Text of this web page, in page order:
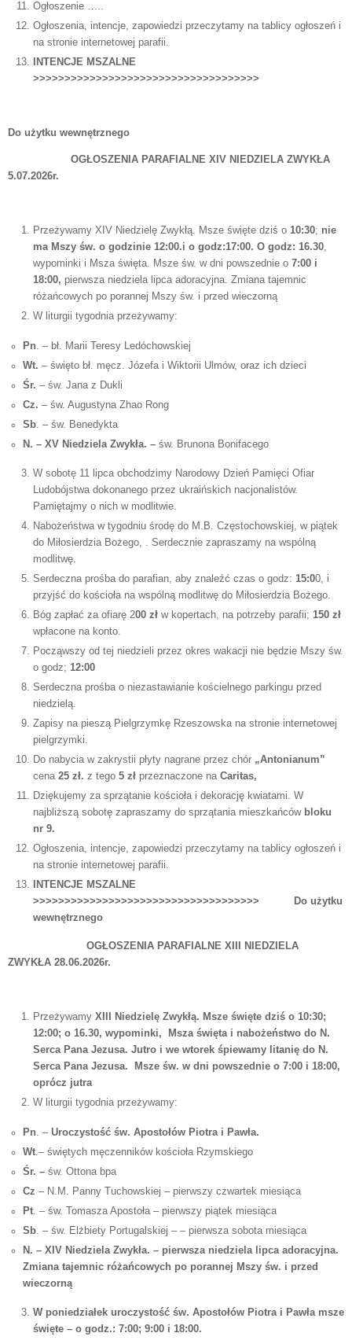
Ogłoszenie …..
Ogłoszenia, intencje, zapowiedzi przeczytamy na tablicy ogłoszeń i
na stronie internetowej parafii.
INTENCJE MSZALNE
>>>>>>>>>>>>>>>>>>>>>>>>>>>>>>>>>>>>
Do użytku wewnętrznego
OGŁOSZENIA PARAFIALNE XIV NIEDZIELA ZWYKŁA
5.07.2026r.
Przeżywamy XIV Niedzielę Zwykłą. Msze święte dziś o 10:30; nie
ma Mszy św. o godzinie 12:00.i o godz:17:00. O godz: 16.30,
wypominki i Msza święta. Msze św. w dni powszednie o 7:00 i
18:00, pierwsza niedziela lipca adoracyjna. Zmiana tajemnic
różańcowych po porannej Mszy św. i przed wieczorną
W liturgii tygodnia przeżywamy:
Pn . – bł. Marii Teresy Ledóchowskiej
Wt. – święto bł. męcz. Józefa i Wiktorii Ulmów, oraz ich dzieci
Śr. – św. Jana z Dukli
Cz. – św. Augustyna Zhao Rong
Sb. – św. Benedykta
N. – XV Niedziela Zwykła. – św. Brunona Bonifacego
W sobotę 11 lipca obchodzimy Narodowy Dzień Pamięci Ofiar
Ludobójstwa dokonanego przez ukraińskich nacjonalistów.
Pamiętajmy o nich w modlitwie.
Nabożeństwa w tygodniu środę do M.B. Częstochowskiej, w piątek
do Miłosierdzia Bożego, . Serdecznie zapraszamy na wspólną
modlitwę.
Serdeczna prośba do parafian, aby znaleźć czas o godz: 15:00, i
przyjść do kościoła na wspólną modlitwę do Miłosierdzia Bożego.
Bóg zapłać za ofiarę 200 zł w kopertach, na potrzeby parafii; 150 zł
wpłacone na konto.
Począwszy od tej niedzieli przez okres wakacji nie będzie Mszy św.
o godz; 12:00
Serdeczna prośba o niezastawianie kościelnego parkingu przed
niedzielą.
Zapisy na pieszą Pielgrzymkę Rzeszowska na stronie internetowej
pielgrzymki.
Do nabycia w zakrystii płyty nagrane przez chór „Antonianum”
cena 25 zł. z tego 5 złprzeznaczone na Caritas,
Dziękujemy za sprzątanie kościoła i dekorację kwiatami. W
najbliższą sobotę zapraszamy do sprzątania mieszkańców bloku
nr 9.
Ogłoszenia, intencje, zapowiedzi przeczytamy na tablicy ogłoszeń i
na stronie internetowej parafii.
INTENCJE MSZALNE
>>>>>>>>>>>>>>>>>>>>>>>>>>>>>>>>>>>>
Do użytku
wewnętrznego
OGŁOSZENIA PARAFIALNE XIII NIEDZIELA
ZWYKŁA 28.06.2026r.
Przeżywamy XIII Niedzielę Zwykłą. Msze święte dziś o 10:30;
12:00; o 16.30, wypominki, Msza święta i nabożeństwo do N.
Serca Pana Jezusa. Jutro i we wtorek śpiewamy litanię do N.
Serca Pana Jezusa. Msze św. w dni powszednie o 7:00 i 18:00,
oprócz jutra
W liturgii tygodnia przeżywamy:
Pn . – Uroczystość św. Apostołów Piotra i Pawła.
Wt.– świętych męczenników kościoła Rzymskiego
Śr. – św. Ottona bpa
Cz – N.M. Panny Tuchowskiej – pierwszy czwartek miesiąca
Pt. – św. Tomasza Apostoła – pierwszy piątek miesiąca
Sb. – św. Elżbiety Portugalskiej – – pierwsza sobota miesiąca
N. – XIV Niedziela Zwykła. – pierwsza niedziela lipca adoracyjna.
Zmiana tajemnic różańcowych po porannej Mszy św. i przed
wieczorną
W poniedziałek uroczystość św. Apostołów Piotra i Pawła msze
święte – o godz.: 7:00; 9:00 i 18:00.